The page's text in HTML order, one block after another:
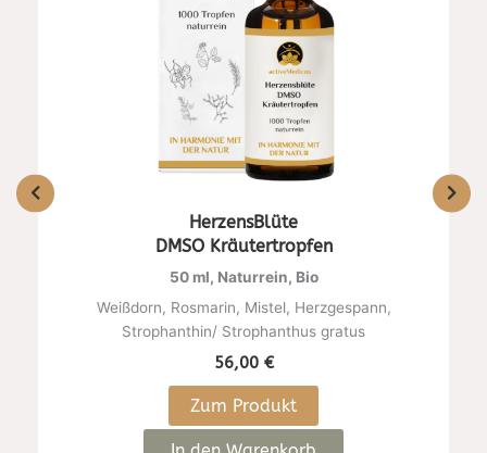
HerzensBlüte
DMSO Kräutertropfen
50 ml, Naturrein, Bio
Weißdorn, Rosmarin, Mistel, Herzgespann,
Strophanthin/ Strophanthus gratus
56,00 €
Zum Produkt